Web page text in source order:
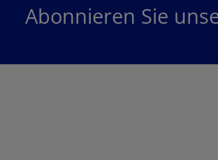
Abonnieren Sie